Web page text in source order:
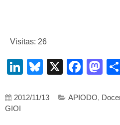
Visitas: 26
LinkedIn
Bluesky
X
2012/11/13 APIODO,
GIOI